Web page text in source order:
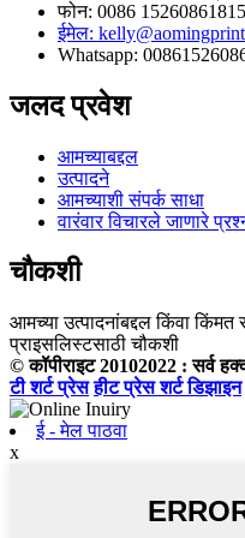
फोन: 0086 15260861815
ईमेल:
Whatsapp:
जलद प्रवेश
आमच्याबद्दल
उत्पादने
आमच्याशी संपर्क साधा
वारंवार विचारले जाणारे
चौकशी
आमच्या उत्पादनांबद्दल किंवा
प्राइसलिस्टसाठी चौकशी
© कॉपीराइट 20102022 : सर्व
टी शर्ट प्रेस हीट प्रेस शर्ट डिझाइन
ई - मेल पाठवा
x